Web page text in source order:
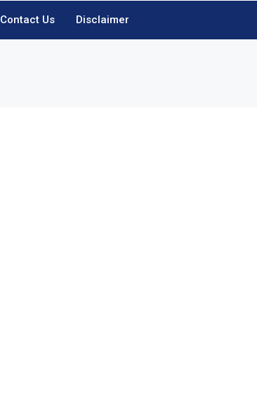
Contact Us Disclaimer